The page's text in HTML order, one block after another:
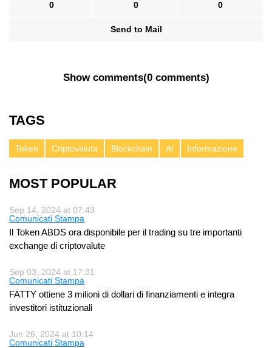
0 0 0
Send to Mail
Show comments(0 comments)
TAGS
Token Criptovaluta Blockchain AI Informazione
MOST POPULAR
Sep 14, 2024 at 07:43
Comunicati Stampa
Il Token ABDS ora disponibile per il trading su tre importanti
exchange di criptovalute
Sep 03, 2024 at 17:31
Comunicati Stampa
FATTY ottiene 3 milioni di dollari di finanziamenti e integra
investitori istituzionali
Jun 26, 2024 at 10:14
Comunicati Stampa